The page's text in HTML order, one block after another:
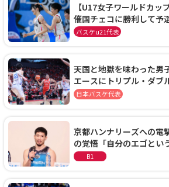
【U17女子ワールドカッ
催国チェコに勝利して予
通過！準々決勝の相手は
バスケu21代表
天国と地獄を味わった男
エースにトリプル・ダブ
0.4秒に失点する悔しい敗戦
日本バスケ代表
京都ハンナリーズへの電
の覚悟「自分のエゴとい
に、京都に来たわけでは
B1